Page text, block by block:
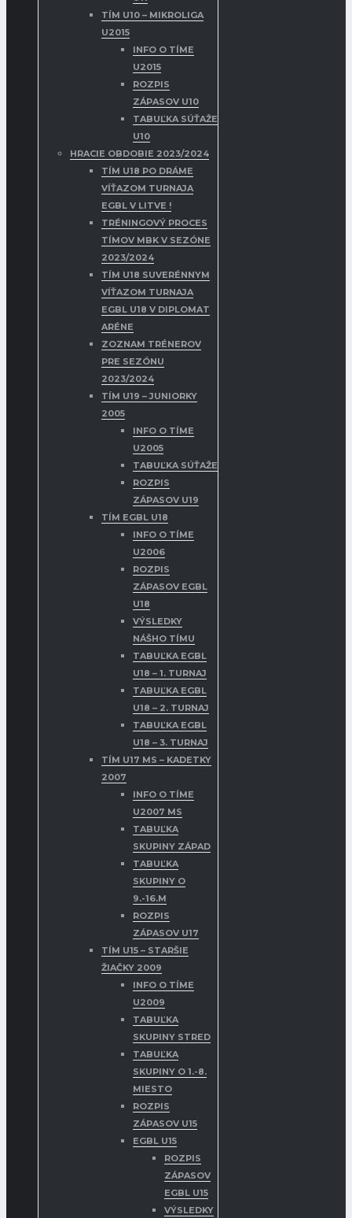
TÍM U10 – MIKROLIGA
U2015
INFO O TÍME
U2015
ROZPIS
ZÁPASOV U10
TABUĽKA SÚŤAŽE
U10
HRACIE OBDOBIE 2023/2024
TÍM U18 PO DRÁME
VÍŤAZOM TURNAJA
EGBL V LITVE !
TRÉNINGOVÝ PROCES
TÍMOV MBK V SEZÓNE
2023/2024
TÍM U18 SUVERÉNNYM
VÍŤAZOM TURNAJA
EGBL U18 V DIPLOMAT
ARÉNE
ZOZNAM TRÉNEROV
PRE SEZÓNU
2023/2024
TÍM U19 – JUNIORKY
2005
INFO O TÍME
U2005
TABUĽKA SÚŤAŽE
ROZPIS
ZÁPASOV U19
TÍM EGBL U18
INFO O TÍME
U2006
ROZPIS
ZÁPASOV EGBL
U18
VÝSLEDKY
NÁŠHO TÍMU
TABUĽKA EGBL
U18 – 1. TURNAJ
TABUĽKA EGBL
U18 – 2. TURNAJ
TABUĽKA EGBL
U18 – 3. TURNAJ
TÍM U17 MS – KADETKY
2007
INFO O TÍME
U2007 MS
TABUĽKA
SKUPINY ZÁPAD
TABUĽKA
SKUPINY O
9.-16.M
ROZPIS
ZÁPASOV U17
TÍM U15 – STARŠIE
ŽIAČKY 2009
INFO O TÍME
U2009
TABUĽKA
SKUPINY STRED
TABUĽKA
SKUPINY O 1.-8.
MIESTO
ROZPIS
ZÁPASOV U15
EGBL U15
ROZPIS
ZÁPASOV
EGBL U15
VÝSLEDKY